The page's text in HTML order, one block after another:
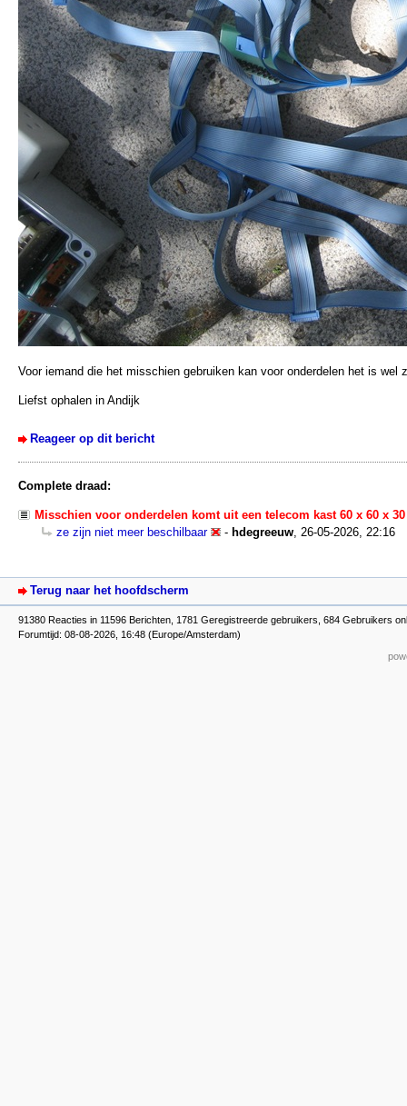
Voor iemand die het misschien gebruiken kan voor onderdelen het is wel
Liefst ophalen in Andijk
Reageer op dit bericht
Complete draad:
Misschien voor onderdelen komt uit een telecom kast 60 x 60 x 30
ze zijn niet meer beschilbaar
- hdegreeuw, 26-05-2026, 22:16
Terug naar het hoofdscherm
91380 Reacties in 11596 Berichten, 1781 Geregistreerde gebruikers, 684 Gebruikers
Forumtijd: 08-08-2026, 16:48 (Europe/Amsterdam)